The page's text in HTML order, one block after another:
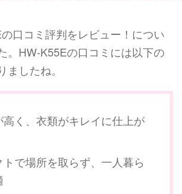
口コミ評判をレビュー！につい
。HW-K55Eの口コミには以下の
したね。
高く、衣類がキレイに仕上が
トで場所を取らず、一人暮ら